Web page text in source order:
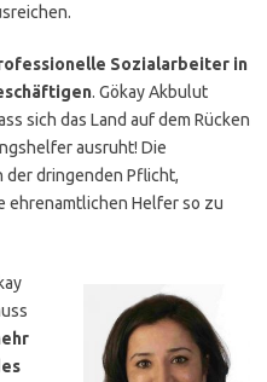
Sozialarbeiter in
. Gökay Akbulut
sich das Land auf dem Rücken
ausruht! Die
der dringenden Pflicht,
ehrenamtlichen Helfer so zu